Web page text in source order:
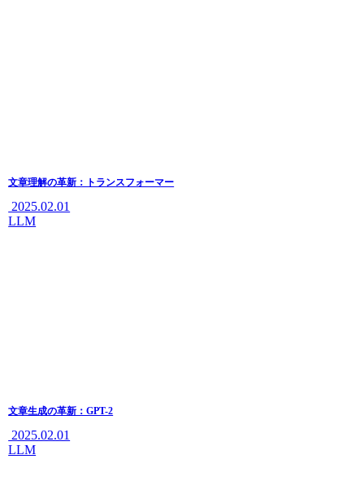
文章理解の革新：トランスフォーマー
2025.02.01
LLM
文章生成の革新：GPT-2
2025.02.01
LLM